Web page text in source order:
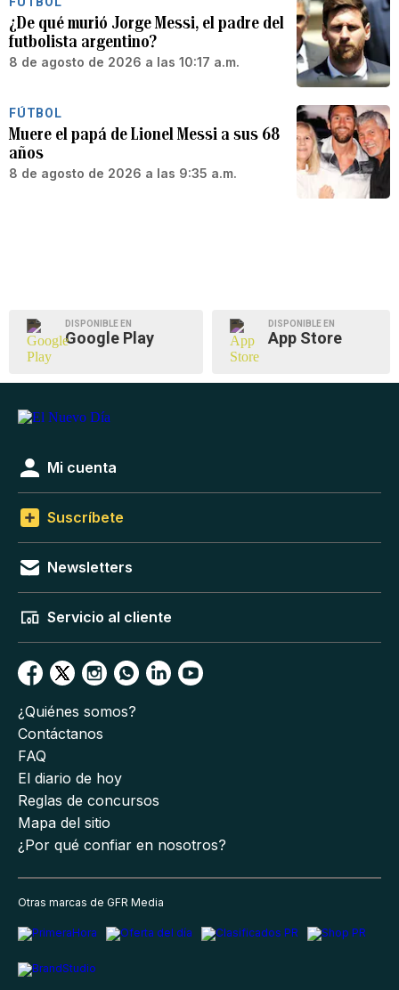
¿De qué murió Jorge Messi, el padre del
futbolista argentino?
8 de agosto de 2026 a las 10:17 a.m.
FÚTBOL
Muere el papá de Lionel Messi a sus 68
años
8 de agosto de 2026 a las 9:35 a.m.
DISPONIBLE EN
Google Play
DISPONIBLE EN
App Store
Mi cuenta
Suscríbete
Newsletters
Servicio al cliente
¿Quiénes somos?
Contáctanos
FAQ
El diario de hoy
Reglas de concursos
Mapa del sitio
¿Por qué confiar en nosotros?
Otras marcas de GFR Media